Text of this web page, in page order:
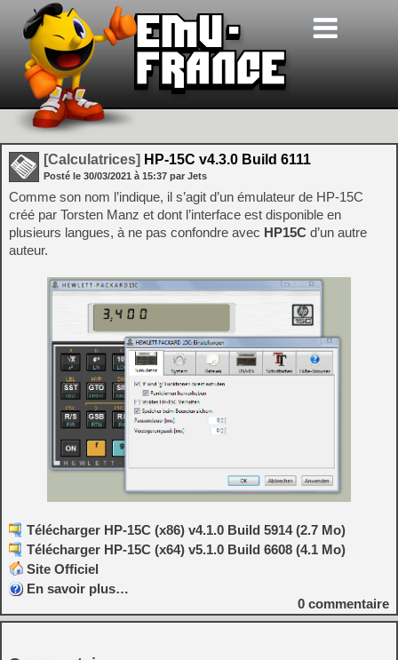
[Calculatrices] HP-15C v4.3.0 Build 6111
Posté le 30/03/2021 à 15:37 par Jets
Comme son nom l’indique, il s’agit d’un émulateur de HP-15C
créé par Torsten Manz et dont l’interface est disponible en
plusieurs langues, à ne pas confondre avec HP15C d’un autre
auteur.
Télécharger HP-15C (x86) v4.1.0 Build 5914 (2.7 Mo)
Télécharger HP-15C (x64) v5.1.0 Build 6608 (4.1 Mo)
Site Officiel
En savoir plus…
0 commentaire